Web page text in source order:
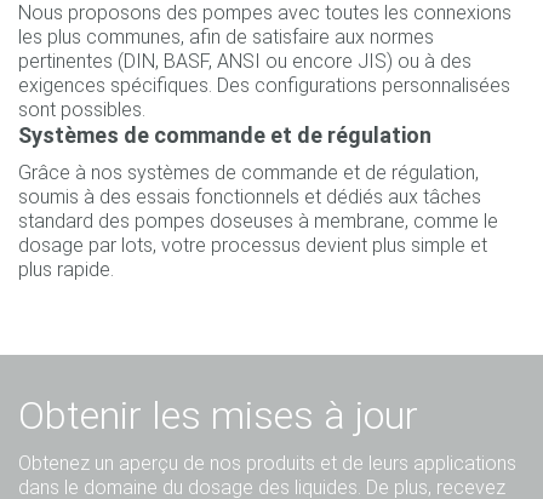
Nous proposons des pompes avec toutes les connexions
les plus communes, afin de satisfaire aux normes
pertinentes (DIN, BASF, ANSI ou encore JIS) ou à des
exigences spécifiques. Des configurations personnalisées
sont possibles.
Systèmes de commande et de régulation
Grâce à nos systèmes de commande et de régulation,
soumis à des essais fonctionnels et dédiés aux tâches
standard des pompes doseuses à membrane, comme le
dosage par lots, votre processus devient plus simple et
plus rapide.
Obtenir les mises à jour
Obtenez un aperçu de nos produits et de leurs applications
dans le domaine du dosage des liquides. De plus, recevez